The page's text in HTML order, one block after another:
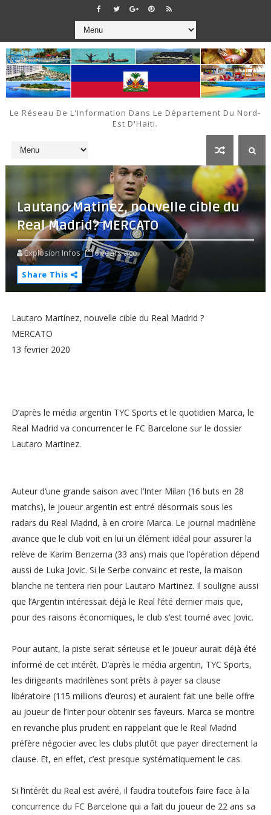
Le Réseau De L'Information Dans Le Département Du Nord-
Est D'Haiti.
Lautano Matinez, nouvelle cible du
Real Madrid? MERCATO
Explosion Infos
6 years ago
Share This
Lautaro Martínez, nouvelle cible du Real Madrid ?
MERCATO
13 fevrier 2020
D’après le média argentin TYC Sports et le quotidien Marca, le
Real Madrid va concurrencer le FC Barcelone sur le dossier
Lautaro Martinez.
Auteur d’une grande saison avec l’Inter Milan (16 buts en 28
matchs), le joueur argentin est entré désormais sous les
radars du Real Madrid, à en croire Marca. Le journal madrilène
avance que le club voit en lui un élément idéal pour assurer la
relève de Karim Benzema (33 ans) mais que l’opération dépend
aussi de Luka Jovic. Si le Serbe convainc et reste, la maison
blanche ne tentera rien pour Lautaro Martinez. Il souligne aussi
que l’Argentin intéressait déjà le Real l’été dernier mais que,
pour des raisons économiques, le club s’est tourné avec Jovic.
Pour autant, la piste serait sérieuse et le joueur aurait déjà été
informé de cet intérêt. D’après le média argentin, TYC Sports,
les dirigeants madrilènes sont prêts à payer sa clause
libératoire (115 millions d’euros) et auraient fait une belle offre
au joueur de l’Inter pour obtenir ses faveurs. Marca se montre
en revanche plus prudent en rappelant que le Real Madrid
préfère négocier avec les clubs plutôt que payer directement la
clause. Et, en effet, c’est presque systématiquement le cas.
Si l’intérêt du Real est avéré, il faudra toutefois faire face à la
concurrence du FC Barcelone qui a fait du joueur de 22 ans sa